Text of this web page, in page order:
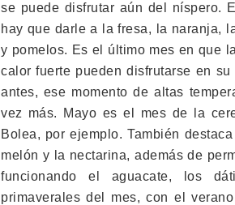
se puede disfrutar aún del níspero.
hay que darle a la fresa, la naranja,
y pomelos. Es el último mes en que
calor fuerte pueden disfrutarse en
antes, ese momento de altas
vez más. Mayo es el mes de la
Bolea, por ejemplo. También
melón y la nectarina, además de
funcionando el aguacate, los
primaverales del mes, con el